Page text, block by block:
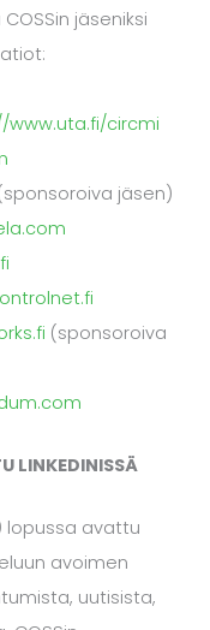
jäseniksi
www.uta.fi/circmi
jäsen)
(sponsoroiva
LINKEDINISSÄ
lopussa avattu
avoimen
uutisista,